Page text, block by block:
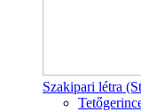
Szakipari létra